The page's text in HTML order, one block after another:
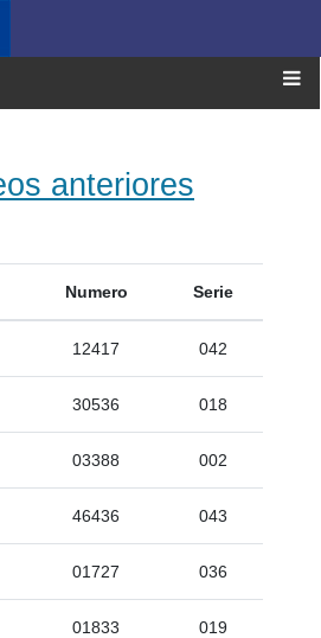
anteriores
Numero Serie
12417 042
30536 018
03388 002
46436 043
01727 036
01833 019